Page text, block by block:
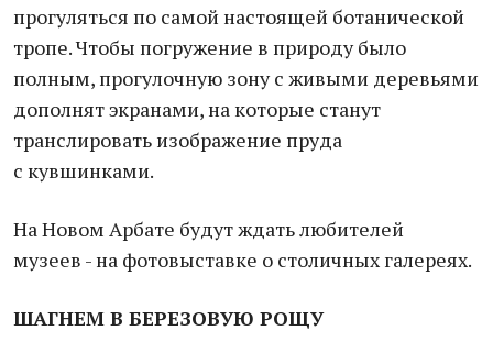
прогуляться по самой настоящей ботанической
тропе. Чтобы погружение в природу было
полным, прогулочную зону с живыми деревьями
дополнят экранами, на которые станут
транслировать изображение пруда
с кувшинками.
На Новом Арбате будут ждать любителей
музеев - на фотовыставке о столичных галереях.
ШАГНЕМ В БЕРЕЗОВУЮ РОЩУ